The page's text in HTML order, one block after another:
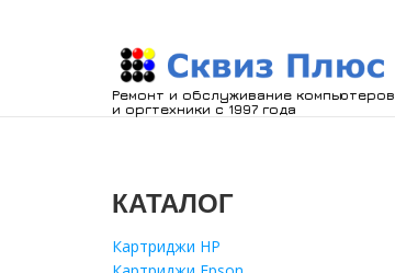
Ремонт и обслуживание компьютеров
и оргтехники с 1997 года
КАТАЛОГ
Картриджи HP